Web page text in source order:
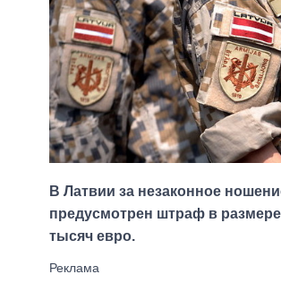
В Латвии за незаконное
предусмотрен штраф в
тысяч евро.